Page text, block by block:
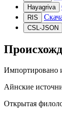
Hayagriva
RIS
CSL-JSON
Импортировано
Айнские
Открытая